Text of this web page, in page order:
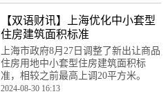
【双语财讯】上海优化中小套型
住房建筑面积标准
上海市政府8月27日调整了新出让商品
住房用地中小套型住房建筑面积标
准，相较之前最高上调20平方米。
2024-08-30 16:13